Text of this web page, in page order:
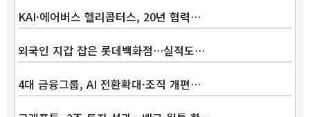
KAI·에어버스 헬리콥터스, 20년 협력…
외국인 지갑 잡은 롯데백화점…실적도…
4대 금융그룹, AI 전환확대·조직 개편…